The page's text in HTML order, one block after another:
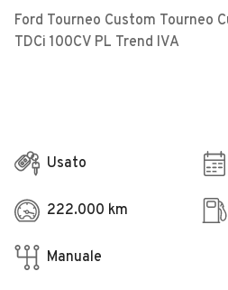
Ford Tourneo Custom Tourneo
TDCi 100CV PL Trend IVA
Usato
222.000 km
Manuale